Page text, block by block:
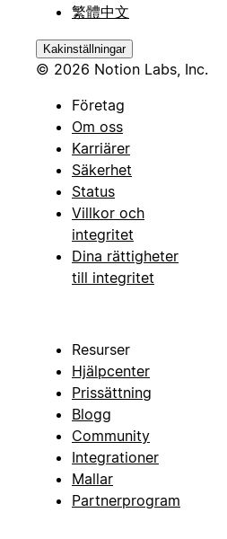
繁體中文
Kakinställningar
© 2026 Notion Labs, Inc.
Företag
Om oss
Karriärer
Säkerhet
Status
Villkor och
integritet
Dina rättigheter
till integritet
Resurser
Hjälpcenter
Prissättning
Blogg
Community
Integrationer
Mallar
Partnerprogram